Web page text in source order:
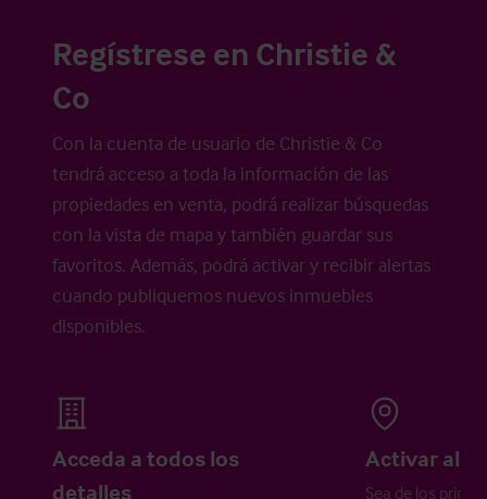
Regístrese en Christie &
Co
Con la cuenta de usuario de Christie & Co
tendrá acceso a toda la información de las
propiedades en venta, podrá realizar búsquedas
con la vista de mapa y también guardar sus
favoritos. Además, podrá activar y recibir alertas
cuando publiquemos nuevos inmuebles
disponibles.
Acceda a todos los
detalles
Activar
Sea de los